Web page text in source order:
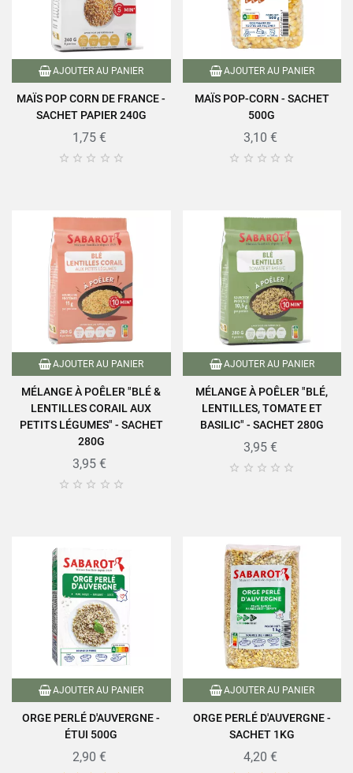
AJOUTER AU PANIER
MAÏS POP CORN DE FRANCE -
SACHET PAPIER 240G
1,75 €
    
AJOUTER AU PANIER
MAÏS POP-CORN - SACHET
500G
3,10 €
    
AJOUTER AU PANIER
MÉLANGE À POÊLER "BLÉ &
LENTILLES CORAIL AUX
PETITS LÉGUMES" - SACHET
280G
3,95 €
    
AJOUTER AU PANIER
MÉLANGE À POÊLER "BLÉ,
LENTILLES, TOMATE ET
BASILIC" - SACHET 280G
3,95 €
    
AJOUTER AU PANIER
ORGE PERLÉ D'AUVERGNE -
ÉTUI 500G
2,90 €
AJOUTER AU PANIER
ORGE PERLÉ D'AUVERGNE -
SACHET 1KG
4,20 €